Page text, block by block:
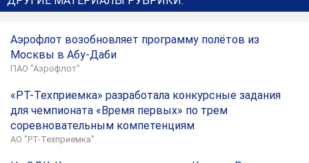
Аэрофлот возобновляет программу полётов из
Москвы в Абу-Даби
ПАО "Аэрофлот"
«РТ-Техприемка» разработала конкурсные задания
для чемпионата «Время первых» по трем
соревновательным компетенциям
АО "РТ-Техприемка"